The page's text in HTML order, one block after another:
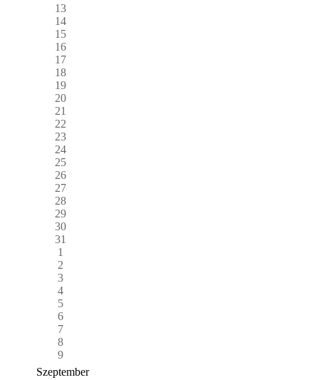
13
14
15
16
17
18
19
20
21
22
23
24
25
26
27
28
29
30
31
1
2
3
4
5
6
7
8
9
Szeptember